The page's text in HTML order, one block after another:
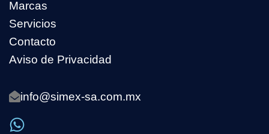
Marcas
Servicios
Contacto
Aviso de Privacidad
info@simex-sa.com.mx